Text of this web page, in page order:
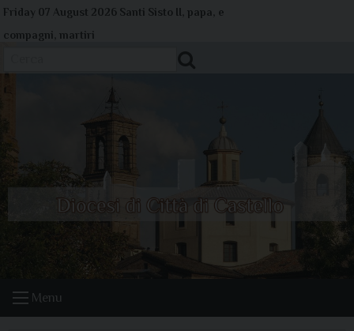
Skip
Friday 07 August 2026 Santi Sisto II, papa, e
compagni, martiri
Menu